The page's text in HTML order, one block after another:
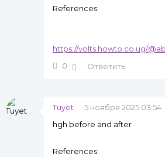
References:
https://volts.howto.co.ug/
0
Ответить
Tuyet
5 ноября 2025 03:54
hgh before and after
References: